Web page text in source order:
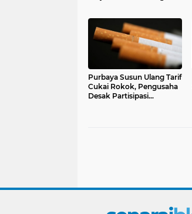
Purbaya Susun Ulang Tarif
Cukai Rokok, Pengusaha
Desak Partisipasi